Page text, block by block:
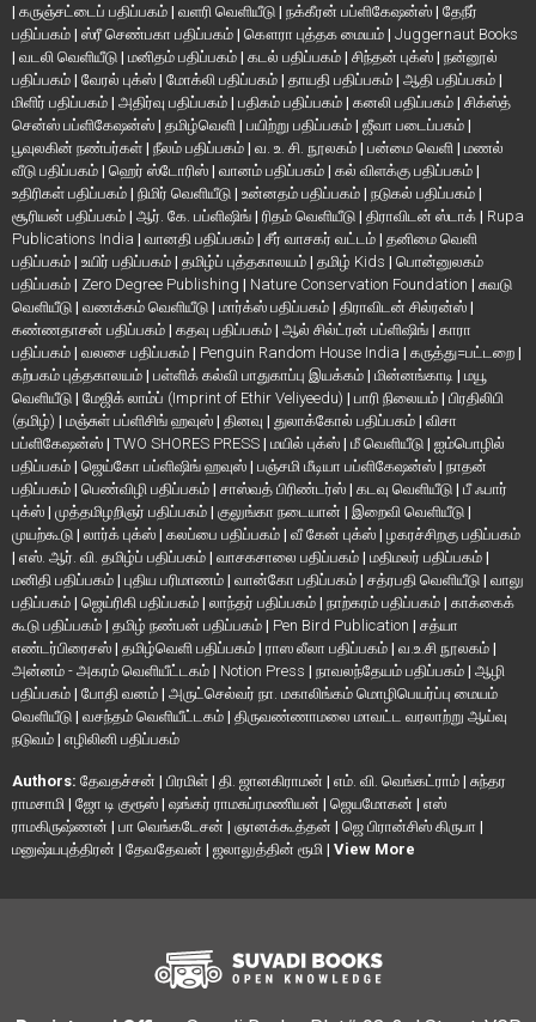
| கருஞ்சட்டைப் பதிப்பகம் | வளரி வெளியீடு | நக்கீரன் பப்ளிகேஷன்ஸ் | தேநீர்
பதிப்பகம் | ஸ்ரீ செண்பகா பதிப்பகம் | கௌரா புத்தக மையம் | Juggernaut Books
| வடலி வெளியீடு | மனிதம் பதிப்பகம் | கடல் பதிப்பகம் | சிந்தன் புக்ஸ் | நன்னூல்
பதிப்பகம் | வேரல் புக்ஸ் | மோக்லி பதிப்பகம் | தாயதி பதிப்பகம் | ஆதி பதிப்பகம் |
மிளிர் பதிப்பகம் | அதிர்வு பதிப்பகம் | பதிகம் பதிப்பகம் | கனலி பதிப்பகம் | சிக்ஸ்த்
சென்ஸ் பப்ளிகேஷன்ஸ் | தமிழ்வெளி | பயிற்று பதிப்பகம் | ஜீவா படைப்பகம் |
பூவுலகின் நண்பர்கள் | நீலம் பதிப்பகம் | வ. உ. சி. நூலகம் | பன்மை வெளி | மணல்
வீடு பதிப்பகம் | ஹெர் ஸ்டோரிஸ் | வானம் பதிப்பகம் | கல் விளக்கு பதிப்பகம் |
உதிரிகள் பதிப்பகம் | நிமிர் வெளியீடு | உன்னதம் பதிப்பகம் | நடுகல் பதிப்பகம் |
சூரியன் பதிப்பகம் | ஆர். கே. பப்ளிஷிங் | ரிதம் வெளியீடு | திராவிடன் ஸ்டாக் | Rupa
Publications India | வானதி பதிப்பகம் | சீர் வாசகர் வட்டம் | தனிமை வெளி
பதிப்பகம் | உயிர் பதிப்பகம் | தமிழ்ப் புத்தகாலயம் | தமிழ் Kids | பொன்னுலகம்
பதிப்பகம் | Zero Degree Publishing | Nature Conservation Foundation | சுவடு
வெளியீடு | வணக்கம் வெளியீடு | மார்க்ஸ் பதிப்பகம் | திராவிடன் சில்ரன்ஸ் |
கண்ணதாசன் பதிப்பகம் | கதவு பதிப்பகம் | ஆல் சில்ட்ரன் பப்ளிஷிங் | காரா
பதிப்பகம் | வலசை பதிப்பகம் | Penguin Random House India | கருத்து=பட்டறை |
கற்பகம் புத்தகாலயம் | பள்ளிக் கல்வி பாதுகாப்பு இயக்கம் | மின்னங்காடி | மயூ
வெளியீடு | மேஜிக் லாம்ப் (Imprint of Ethir Veliyeedu) | பாரி நிலையம் | பிரதிலிபி
(தமிழ்) | மஞ்சுள் பப்ளிசிங் ஹவுஸ் | தினவு | துலாக்கோல் பதிப்பகம் | விசா
பப்ளிகேஷன்ஸ் | TWO SHORES PRESS | மயில் புக்ஸ் | மீ வெளியீடு | ஐம்பொழில்
பதிப்பகம் | ஜெய்கோ பப்ளிஷிங் ஹவுஸ் | பஞ்சமி மீடியா பப்ளிகேஷன்ஸ் | நாதன்
பதிப்பகம் | பெண்விழி பதிப்பகம் | சாஸ்வத் பிரிண்டர்ஸ் | கடவு வெளியீடு | பீ ஃபார்
புக்ஸ் | முத்தமிழறிஞர் பதிப்பகம் | குலுங்கா நடையான் | இறைவி வெளியீடு |
முயற்கூடு | லார்க் புக்ஸ் | கலப்பை பதிப்பகம் | வீ கேன் புக்ஸ் | ழகரச்சிறகு பதிப்பகம்
| எஸ். ஆர். வி. தமிழ்ப் பதிப்பகம் | வாசகசாலை பதிப்பகம் | மதிமலர் பதிப்பகம் |
மனிதி பதிப்பகம் | புதிய பரிமாணம் | வான்கோ பதிப்பகம் | சத்ரபதி வெளியீடு | வாலு
பதிப்பகம் | ஜெய்ரிகி பதிப்பகம் | லாந்தர் பதிப்பகம் | நாற்கரம் பதிப்பகம் | காக்கைக்
கூடு பதிப்பகம் | தமிழ் நண்பன் பதிப்பகம் | Pen Bird Publication | சத்யா
எண்டர்பிரைசஸ் | தமிழ்வெளி பதிப்பகம் | ராஸ லீலா பதிப்பகம் | வ.உ.சி நூலகம் |
அன்னம் - அகரம் வெளியீட்டகம் | Notion Press | நாவலந்தேயம் பதிப்பகம் | ஆழி
பதிப்பகம் | போதி வனம் | அருட்செல்வர் நா. மகாலிங்கம் மொழிபெயர்ப்பு மையம்
வெளியீடு | வசந்தம் வெளியீட்டகம் | திருவண்ணாமலை மாவட்ட வரலாற்று ஆய்வு
நடுவம் | எழிலினி பதிப்பகம்
Authors: தேவதச்சன் | பிரமிள் | தி. ஜானகிராமன் | எம். வி. வெங்கட்ராம் | சுந்தர
ராமசாமி | ஜோ டி குரூஸ் | ஷங்கர் ராமசுப்ரமணியன் | ஜெயமோகன் | எஸ்
ராமகிருஷ்ணன் | பா வெங்கடேசன் | ஞானக்கூத்தன் | ஜெ பிரான்சிஸ் கிருபா |
மனுஷ்யபுத்திரன் | தேவதேவன் | ஜலாலுத்தின் ரூமி | View More